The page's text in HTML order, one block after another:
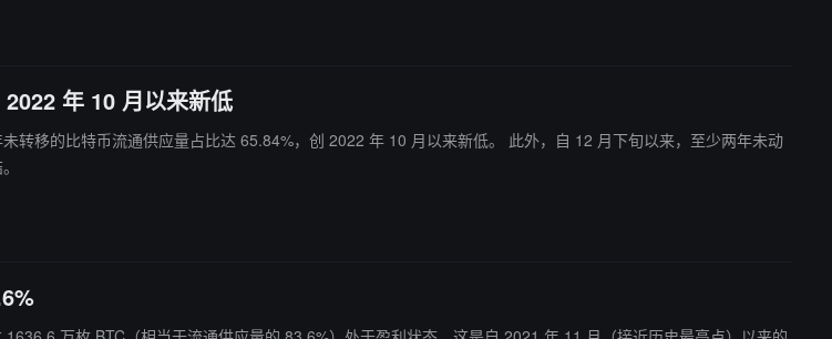
年 10 月以来新低
占比达 65.84%，创 2022 年 10 月以来新低。 此外，自 12 月下旬以来，至少两年未动